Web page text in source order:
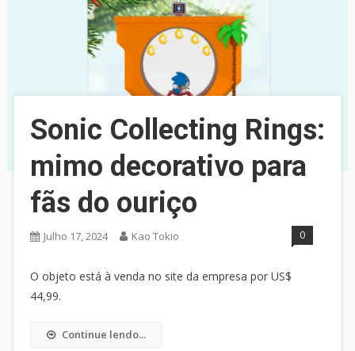
Sonic Collecting Rings:
mimo decorativo para
fãs do ouriço
Julho 17, 2024 Kao Tokio 0
O objeto está à venda no site da empresa por US$
44,99.
Continue lendo...